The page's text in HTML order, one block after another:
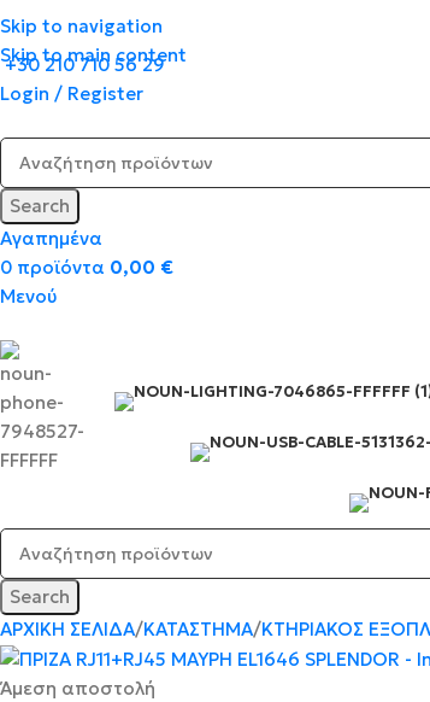
Skip to navigation
Skip to main content
+30 210 710 56 29
Login / Register
Search
Αγαπημένα
0 προϊόντα 0,00 €
Μενού
Search
ΑΡΧΙΚΉ ΣΕΛΊΔΑ ΚΑΤΆΣΤΗΜΑ ΚΤΗΡΙΑΚΌΣ
Άμεση αποστολή